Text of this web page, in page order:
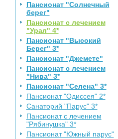
Пансионат "Солнечный
берег"
Пансионат с лечением
"Урал" 4*
Пансионат "Высокий
Берег" 3*
Пансионат "Джемете"
Пансионат с лечением
"Нива" 3*
Пансионат "Селена" 3*
Пансионат "Одиссея" 2*
Санаторий "Парус" 3*
Пансионат с лечением
"Рябинушка" 3*
Пансионат "Южный парус"